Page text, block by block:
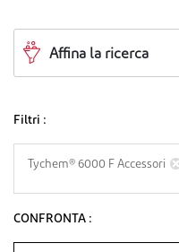
Affina la ricerca
Filtri :
Tychem® 6000 F Accessori
CONFRONTA :